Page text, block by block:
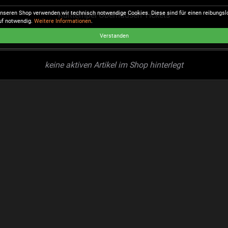
Kulttempel Oberhausen Tickets
keine aktiven Artikel im Shop hinterlegt
Shop verwenden wir technisch notwendige Cookies. Diese sind für einen
notwendig. Weitere Informationen.
Verstanden